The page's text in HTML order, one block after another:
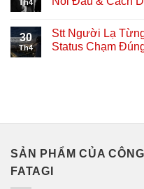
Th4
30
Th4
Stt Người Lạ
Status Chạm
SẢN PHẨM CỦA
FATAGI